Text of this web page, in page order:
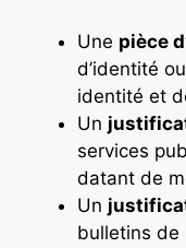
Une pièce
d’identité ou
identité et
Un
services
datant de
Un
bulletins de